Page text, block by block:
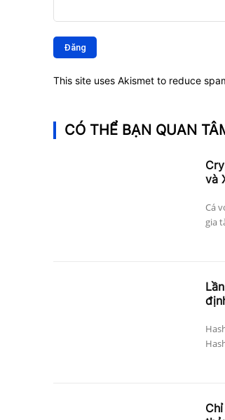
luận:
This site uses Akismet to reduce
CÓ THỂ BẠN QUAN
và
Cá
gia